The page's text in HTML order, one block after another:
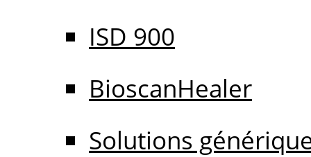
ISD 900
BioscanHealer
Solutions